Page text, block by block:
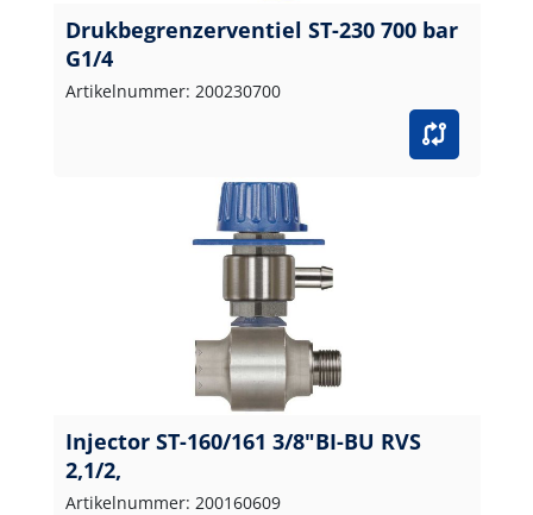
Drukbegrenzerventiel ST-230 700 bar
G1/4
Artikelnummer: 200230700
Injector ST-160/161 3/8"BI-BU RVS
2,1/2,
Artikelnummer: 200160609